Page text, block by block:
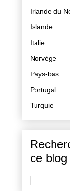
Irlande du
Islande
Italie
Norvège
Pays-bas
Portugal
Turquie
ce blog